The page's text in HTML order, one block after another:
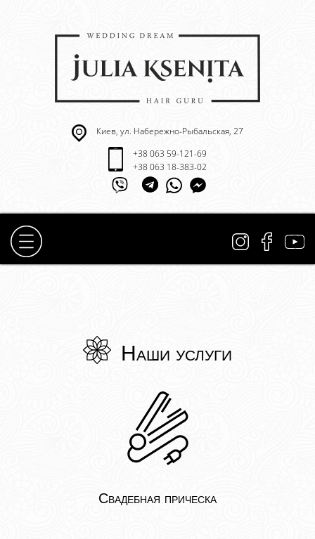
Киев, ул. Набережно-Рыбальская, 27
+38 063 59-121-69
+38 063 18-383-02
Наши услуги
Свадебная прическа